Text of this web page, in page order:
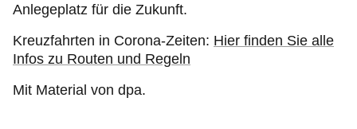
Anlegeplatz für die Zukunft.
Kreuzfahrten in Corona-Zeiten: Hier finden Sie alle
Infos zu Routen und Regeln
Mit Material von dpa.